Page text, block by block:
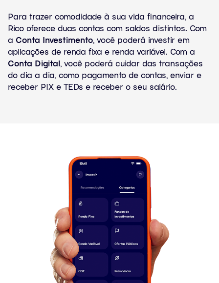
Para trazer comodidade à sua vida financeira, a
Rico oferece duas contas com saldos distintos. Com
a Conta Investimento, você poderá investir em
aplicações de renda fixa e renda variável. Com a
Conta Digital, você poderá cuidar das transações
do dia a dia, como pagamento de contas, enviar e
receber PIX e TEDs e receber o seu salário.